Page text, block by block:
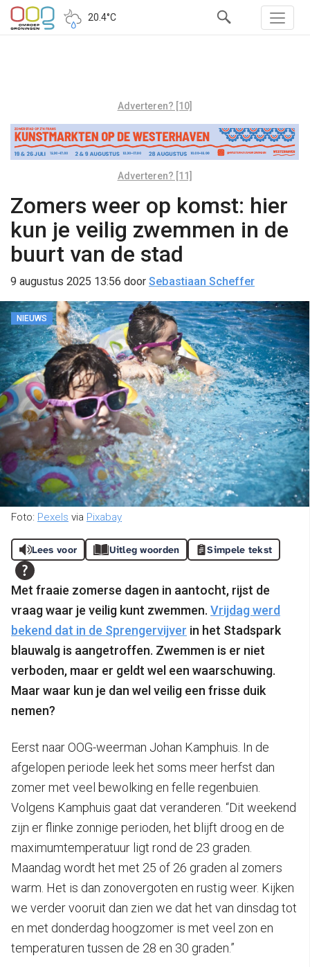
20.4°C
Adverteren? [10]
Adverteren? [11]
Zomers weer op komst: hier
kun je veilig zwemmen in de
buurt van de stad
9 augustus 2025 13:56 door Sebastiaan Scheffer
NIEUWS
Foto: Pexels via Pixabay
Lees voor Uitleg woorden Simpele tekst
Met fraaie zomerse dagen in aantocht, rijst de
vraag waar je veilig kunt zwemmen. Vrijdag werd
bekend dat in de Sprengervijver in het Stadspark
blauwalg is aangetroffen. Zwemmen is er niet
verboden, maar er geldt wel een waarschuwing.
Maar waar kun je dan wel veilig een frisse duik
nemen?
Eerst naar OOG-weerman Johan Kamphuis. In de
afgelopen periode leek het soms meer herfst dan
zomer met veel bewolking en felle regenbuien.
Volgens Kamphuis gaat dat veranderen. “Dit weekend
zijn er flinke zonnige perioden, het blijft droog en de
maximumtemperatuur ligt rond de 23 graden.
Maandag wordt het met 25 of 26 graden al zomers
warm. Het is dan zonovergoten en rustig weer. Kijken
we verder vooruit dan zien we dat het van dinsdag tot
en met donderdag hoogzomer is met veel zon en
temperaturen tussen de 28 en 30 graden.”